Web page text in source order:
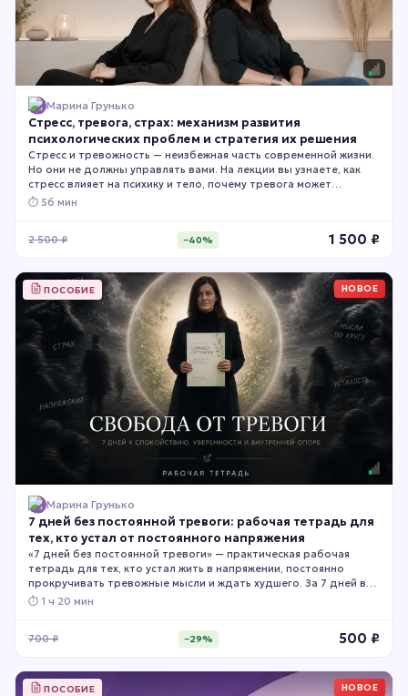
Марина Грунько
Стресс, тревога, страх: механизм развития
психологических проблем и стратегия их решения
Стресс и тревожность — неизбежная часть современной жизни.
Но они не должны управлять вами. На лекции вы узнаете, как
стресс влияет на психику и тело, почему тревога может
возникать даже без очевидных причин и какие практические
нагрузками.
⏱ 56 мин
2 500₽ −40% 1 500 ₽
ПОСОБИЕ НОВОЕ
Марина Грунько
7 дней без постоянной тревоги: рабочая тетрадь для
тех, кто устал от постоянного напряжения
«7 дней без постоянной тревоги» — практическая рабочая
тетрадь для тех, кто устал жить в напряжении, постоянно
прокручивать тревожные мысли и ждать худшего. За 7 дней вы
научитесь лучше понимать своё состояние, снижать
простые упражнения, чек-листы, техники самопомощи и
⏱ 1 ч 20 мин
700₽ −29% 500 ₽
ПОСОБИЕ НОВОЕ